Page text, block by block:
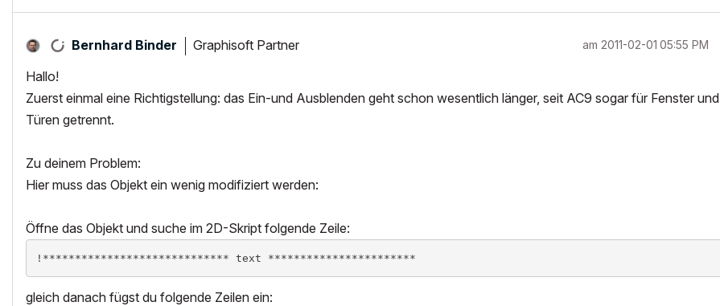
Bernhard Binder Graphisoft Partner am ‎2011-02-01 05:55 PM
Hallo!
Zuerst einmal eine Richtigstellung: das Ein-und Ausblenden geht schon wesentlich länger, seit AC9 sogar für Fenster und
Türen getrennt.
Zu deinem Problem:
Hier muss das Objekt ein wenig modifiziert werden:
Öffne das Objekt und suche im 2D-Skript folgende Zeile:
!***************************** text ***********************
gleich danach fügst du folgende Zeilen ein: